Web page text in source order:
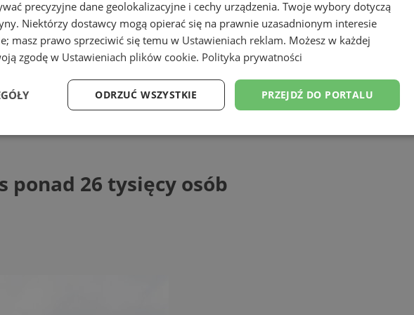
26 tysięcy osób
ponad 26 tysięcy osób
precyzyjne dane geolokalizacyjne i cechy urządzenia. Twoje wybory dotyczą
Niektórzy dostawcy mogą opierać się na prawnie uzasadnionym interesie
masz prawo sprzeciwić się temu w Ustawieniach reklam. Możesz w każdej
zgodę w Ustawieniach plików cookie. Polityka prywatności
PRZEJDŹ DO PORTALU
ODRZUĆ WSZYSTKIE
Wydajność Targetowanie Funkcjonalność Niesklasyfikowane